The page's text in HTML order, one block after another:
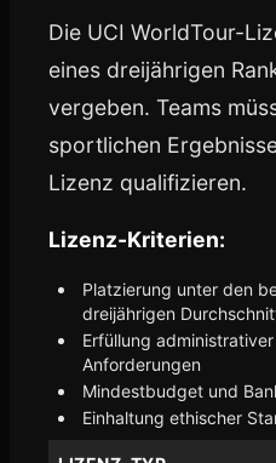
Die UCI WorldTour-
eines dreijährigen
vergeben. Teams
sportlichen
Lizenz qualifizieren.
Lizenz-Kriterien:
Platzierung unter den
dreijährigen
Erfüllung
Anforderungen
Mindestbudget und
Einhaltung ethischer